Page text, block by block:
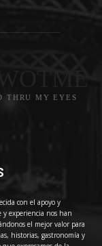
THRU MY EYES
con el apoyo y
y experiencia nos han
el mejor valor para
historias, gastronomía y